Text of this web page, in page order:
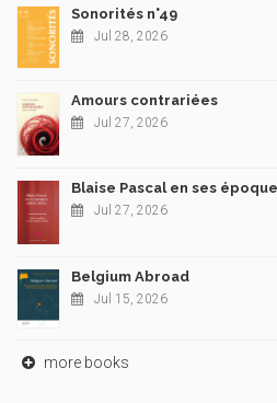
Sonorités n°49
Jul 28, 2026
Amours contrariées
Jul 27, 2026
Blaise Pascal en ses
Jul 27, 2026
Belgium Abroad
Jul 15, 2026
more books